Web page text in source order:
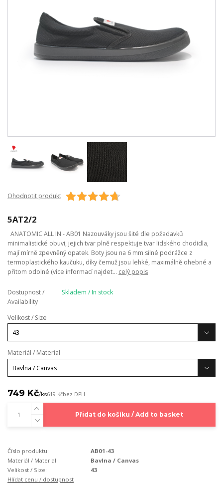
Ohodnotit produkt
5AT2/2
ANATOMIC ALL IN - AB01 Nazouváky jsou šité dle požadavků
minimalistické obuvi, jejich tvar plně respektuje tvar lidského chodidla,
mají mírně zpevněný opatek. Boty jsou na 6 mm silné podrážce z
termoplastického kaučuku, díky čemuž jsou lehké, maximálně ohebné a
přitom odolné (více informací najdet... celý popis
Dostupnost /
Availability
Skladem / In stock
Velikost / Size
Materiál / Material
749 Kč/ks619 Kčbez DPH
Přidat do košíku / Add to basket
Číslo produktu:
AB01-43
Materiál / Material:
Bavlna / Canvas
Velikost / Size:
43
Hlídat cenu / dostupnost